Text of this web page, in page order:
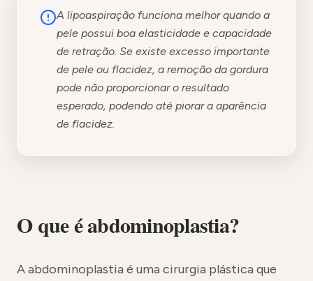
A lipoaspiração funciona melhor quando a
pele possui boa elasticidade e capacidade
de retração. Se existe excesso importante
de pele ou flacidez, a remoção da gordura
pode não proporcionar o resultado
esperado, podendo até piorar a aparência
de flacidez.
O que é abdominoplastia?
A abdominoplastia é uma cirurgia plástica que